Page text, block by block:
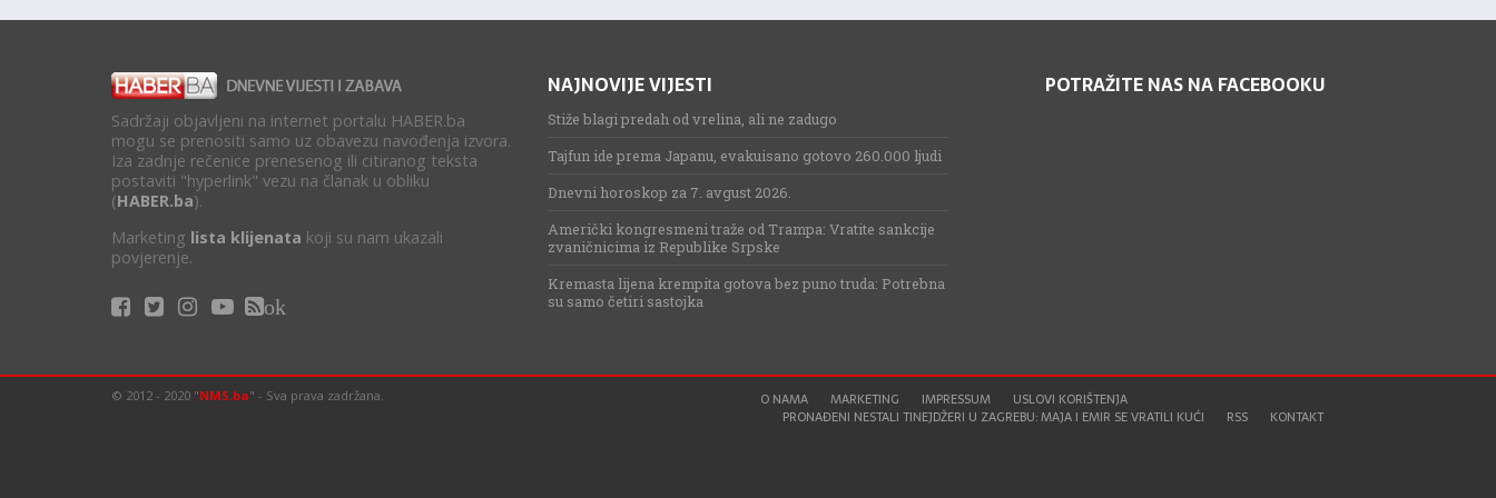
Sadržaji objavljeni na internet portalu HABER.ba
mogu se prenositi samo uz obavezu navođenja izvora.
Iza zadnje rečenice prenesenog ili citiranog teksta
postaviti "hyperlink" vezu na članak u obliku
(HABER.ba).
Marketing lista klijenata koji su nam ukazali
povjerenje.
ok
NAJNOVIJE VIJESTI
Stiže blagi predah od vrelina, ali ne zadugo
Tajfun ide prema Japanu, evakuisano gotovo 260.000 ljudi
Dnevni horoskop za 7. avgust 2026.
Američki kongresmeni traže od Trampa: Vratite sankcije
zvaničnicima iz Republike Srpske
Kremasta lijena krempita gotova bez puno truda: Potrebna
su samo četiri sastojka
POTRAŽITE NAS NA FACEBOOKU
O NAMA MARKETING IMPRESSUM
USLOVI KORIŠTENJA
PRONAĐENI NESTALI TINEJDŽERI U ZAGREBU: MAJA I EMIR SE VRATILI KUĆI
RSS KONTAKT
© 2012 - 2020 "NMS.ba" - Sva prava zadržana.